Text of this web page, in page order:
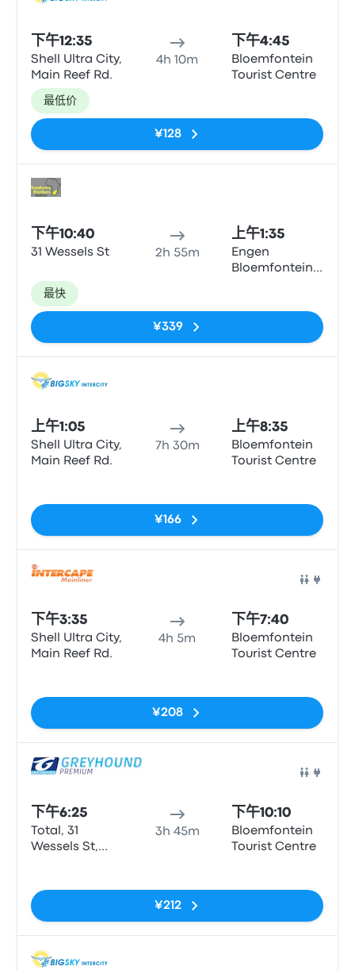
下午12:35
Shell Ultra City,
Main Reef Rd.
4h 10m
下午4:45
Bloemfontein
Tourist Centre
最低价
¥128
下午10:40
31 Wessels St 2h 55m
上午1:35
Engen
Bloemfontein
最快
¥339
上午1:05
Shell Ultra City,
Main Reef Rd.
7h 30m
上午8:35
Bloemfontein
Tourist Centre
¥166
下午3:35
Shell Ultra City,
Main Reef Rd.
4h 5m
下午7:40
Bloemfontein
Tourist Centre
¥208
下午6:25
Total, 31
Wessels St,
3h 45m
下午10:10
Bloemfontein
Tourist Centre
¥212